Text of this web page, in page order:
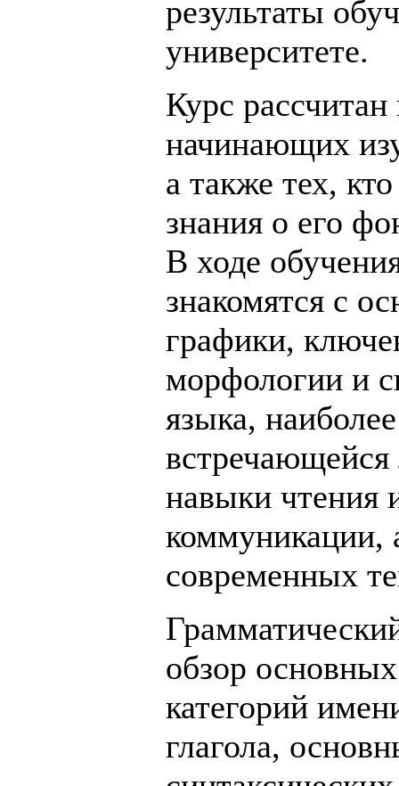
результаты
университете.
Курс
начинающих
а также тех,
знания о его
В ходе
знакомятся с
графики,
морфологии и
языка,
встречающейся
навыки чтения
коммуникации,
современных
обзор
категорий
глагола,